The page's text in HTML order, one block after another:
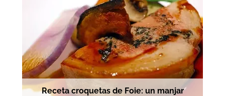
Receta croquetas de Foie: un manjar